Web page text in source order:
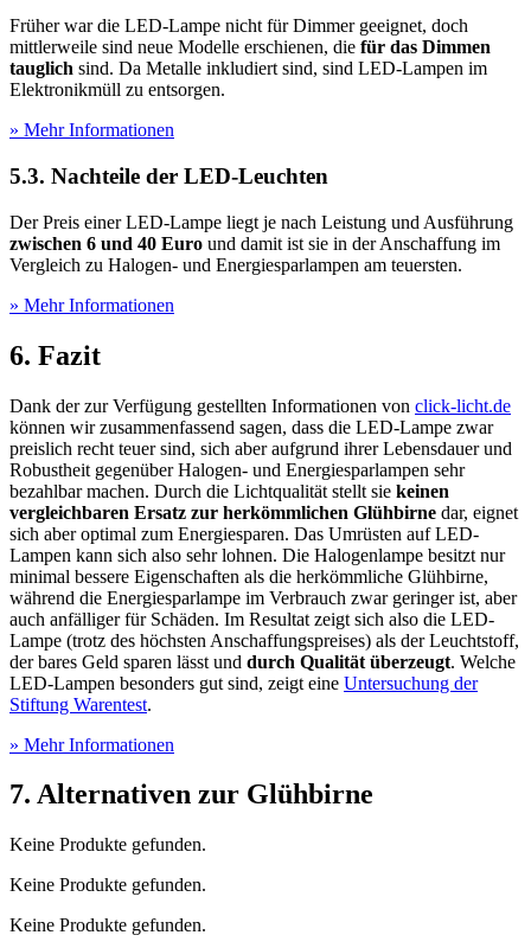
Früher war die LED-Lampe nicht für Dimmer geeignet, doch
mittlerweile sind neue Modelle erschienen, die für das Dimmen
tauglich sind. Da Metalle inkludiert sind, sind LED-Lampen im
Elektronikmüll zu entsorgen.
» Mehr Informationen
5.3. Nachteile der LED-Leuchten
Der Preis einer LED-Lampe liegt je nach Leistung und Ausführung
zwischen 6 und 40 Euro und damit ist sie in der Anschaffung im
Vergleich zu Halogen- und Energiesparlampen am teuersten.
» Mehr Informationen
6. Fazit
Dank der zur Verfügung gestellten Informationen von click-licht.de
können wir zusammenfassend sagen, dass die LED-Lampe zwar
preislich recht teuer sind, sich aber aufgrund ihrer Lebensdauer und
Robustheit gegenüber Halogen- und Energiesparlampen sehr
bezahlbar machen. Durch die Lichtqualität stellt sie keinen
vergleichbaren Ersatz zur herkömmlichen Glühbirne dar, eignet
sich aber optimal zum Energiesparen. Das Umrüsten auf LED-
Lampen kann sich also sehr lohnen. Die Halogenlampe besitzt nur
minimal bessere Eigenschaften als die herkömmliche Glühbirne,
während die Energiesparlampe im Verbrauch zwar geringer ist, aber
auch anfälliger für Schäden. Im Resultat zeigt sich also die LED-
Lampe (trotz des höchsten Anschaffungspreises) als der Leuchtstoff,
der bares Geld sparen lässt und durch Qualität überzeugt. Welche
LED-Lampen besonders gut sind, zeigt eine Unter­suchung der
Stiftung Warentest.
» Mehr Informationen
7. Alternativen zur Glühbirne
Keine Produkte gefunden.
Keine Produkte gefunden.
Keine Produkte gefunden.